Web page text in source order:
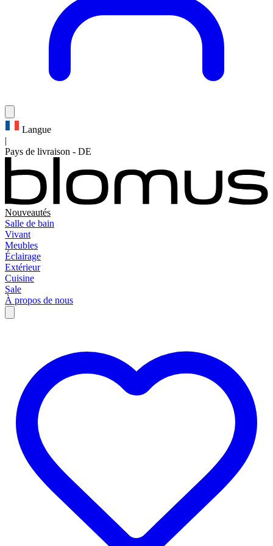
Langue
|
Pays de livraison - DE
Nouveautés
Salle de bain
Vivant
Meubles
Éclairage
Extérieur
Cuisine
Sale
À propos de nous